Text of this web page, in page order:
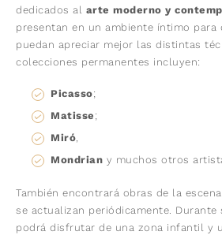
dedicados al arte moderno y
presentan en un ambiente íntimo para
puedan apreciar mejor las distintas
colecciones permanentes incluyen:
Picasso;
Matisse ;
Miró,
Mondrian y muchos otros
También encontrará obras de la
se actualizan periódicamente. Durante
podrá disfrutar de una zona infantil y